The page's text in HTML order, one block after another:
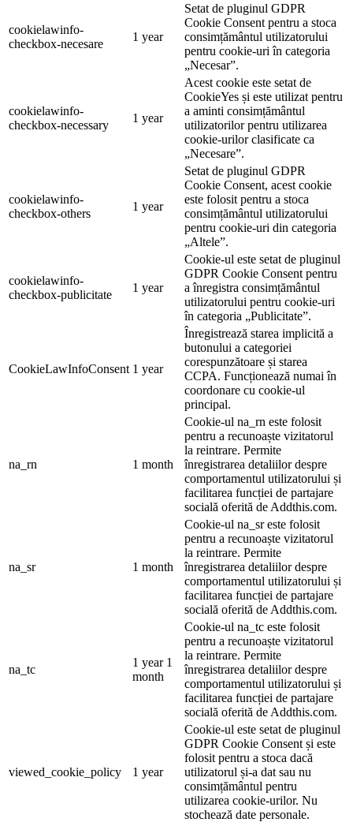
cookielawinfo-
checkbox-necesare
1 year
Setat de pluginul GDPR
Cookie Consent pentru a stoca
consimțământul utilizatorului
pentru cookie-uri în categoria
„Necesar”.
cookielawinfo-
checkbox-necessary
1 year
Acest cookie este setat de
CookieYes și este utilizat pentru
a aminti consimțământul
utilizatorilor pentru utilizarea
cookie-urilor clasificate ca
„Necesare”.
cookielawinfo-
checkbox-others
1 year
Setat de pluginul GDPR
Cookie Consent, acest cookie
este folosit pentru a stoca
consimțământul utilizatorului
pentru cookie-uri din categoria
„Altele”.
cookielawinfo-
checkbox-publicitate
1 year
Cookie-ul este setat de pluginul
GDPR Cookie Consent pentru
a înregistra consimțământul
utilizatorului pentru cookie-uri
în categoria „Publicitate”.
CookieLawInfoConsent 1 year
Înregistrează starea implicită a
butonului a categoriei
corespunzătoare și starea
CCPA. Funcționează numai în
coordonare cu cookie-ul
principal.
na_rn 1 month
Cookie-ul na_rn este folosit
pentru a recunoaște vizitatorul
la reintrare. Permite
înregistrarea detaliilor despre
comportamentul utilizatorului și
facilitarea funcției de partajare
socială oferită de Addthis.com.
na_sr 1 month
Cookie-ul na_sr este folosit
pentru a recunoaște vizitatorul
la reintrare. Permite
înregistrarea detaliilor despre
comportamentul utilizatorului și
facilitarea funcției de partajare
socială oferită de Addthis.com.
na_tc
1 year 1
month
Cookie-ul na_tc este folosit
pentru a recunoaște vizitatorul
la reintrare. Permite
înregistrarea detaliilor despre
comportamentul utilizatorului și
facilitarea funcției de partajare
socială oferită de Addthis.com.
viewed_cookie_policy 1 year
Cookie-ul este setat de pluginul
GDPR Cookie Consent și este
folosit pentru a stoca dacă
utilizatorul și-a dat sau nu
consimțământul pentru
utilizarea cookie-urilor. Nu
stochează date personale.